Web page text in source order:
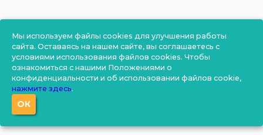
Мы используем файлы cookies для улучшения работы
сайта. Оставаясь на нашем сайте, вы соглашаетесь с
условиями использования файлов cookies. Чтобы
ознакомиться с нашими Положениями о
конфиденциальности и об использовании файлов cookie,
нажмите здесь.
ОК